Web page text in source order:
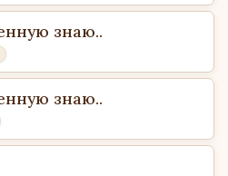
знаю..
знаю..